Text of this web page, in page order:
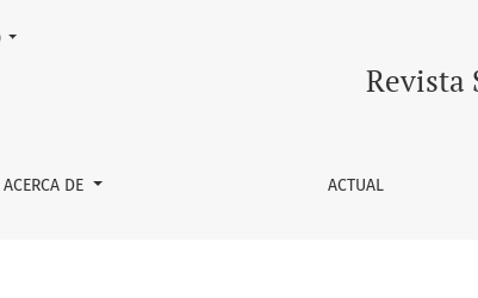
de formadoras(es) en matemáticas:
Revista
ACERCA DE ACTUAL
El actual es: